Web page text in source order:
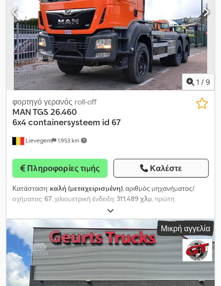
ενδιάμεση πώληση και λάθη επιφυλάσσονται! Cjdsy Spx Topfx
Aqwjrf
1 / 9
Lievegem 1.953 km
φορτηγό γερανός roll-off
MAN TGS 26.460
6x4containersysteem id 67
Πληροφορίες τιμής Καλέστε
Κατάσταση: καλή (μεταχειρισμένη), αριθμός μηχανήματος/
οχήματος:67, χιλιομετρική ένδειξη: 311.489 χλμ, πρώτη
, τύπος καυσίμου:
6x4, καύσιμο:ντίζελ, κατηγορία εκπομπών:Euro 6, Έτος
κατασκευής:2019, Μάρκα: M.A.N. Τύπος: TGS 26.460 6x4 Έτος
κατασκευής: 2019 Euro 6 Χιλιόμετρα: 311.489 Αυτόματο κιβώτιο
ταχυτήτων ID αρ. 67 Crodpfx Aqsyuiu Sjwsf
Μικρή αγγελία